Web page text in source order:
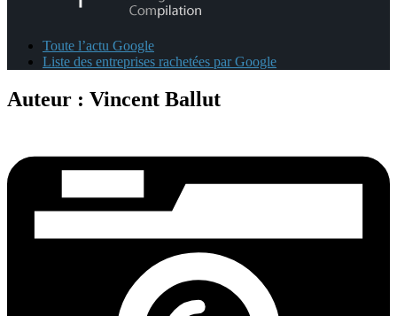
Toute l’actu Google
Liste des entreprises rachetées par Google
Auteur : Vincent Ballut